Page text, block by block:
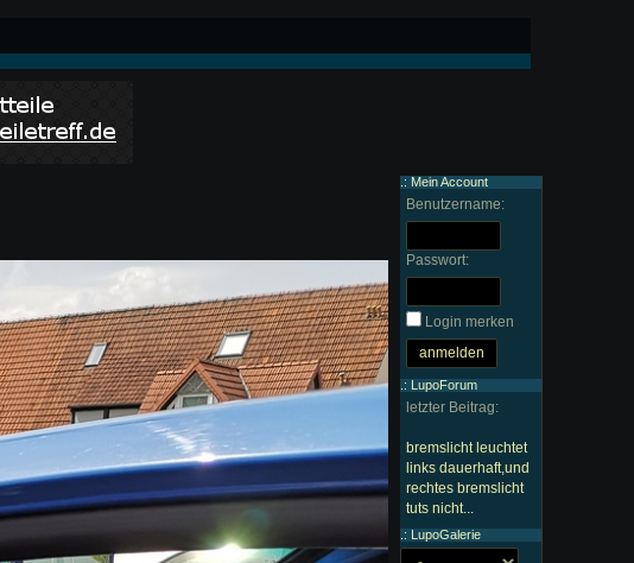
.: Mein Account
Benutzername:
Passwort:
Login merken
.: LupoForum
letzter Beitrag:
bremslicht leuchtet
links dauerhaft,und
rechtes bremslicht
tuts nicht...
.: LupoGalerie